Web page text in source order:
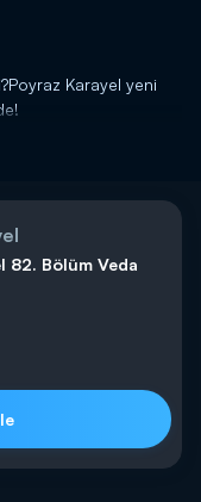
Karayel yeni
82. Bölüm Veda